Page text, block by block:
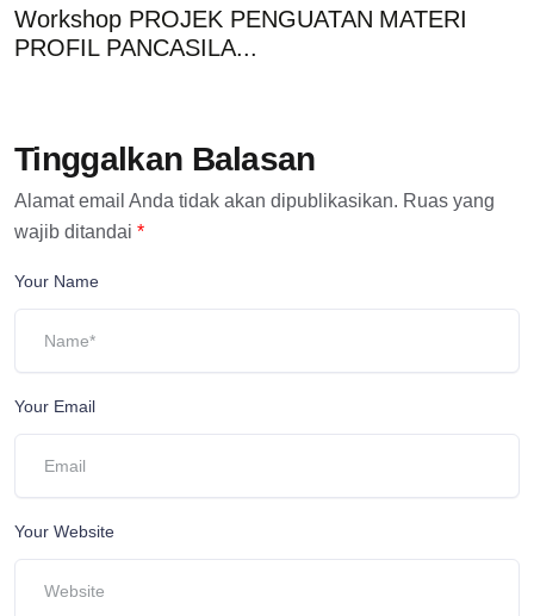
Workshop PROJEK PENGUATAN MATERI
PROFIL PANCASILA...
Tinggalkan Balasan
Alamat email Anda tidak akan dipublikasikan. Ruas yang
wajib ditandai *
Your Name
Your Email
Your Website